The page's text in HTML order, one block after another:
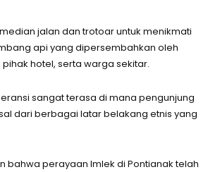
jalan dan trotoar untuk menikmati
api yang dipersembahkan oleh
hotel, serta warga sekitar.
sangat terasa di mana pengunjung
dari berbagai latar belakang etnis yang
bahwa perayaan Imlek di Pontianak telah